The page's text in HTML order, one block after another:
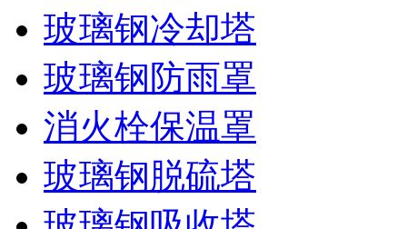
玻璃钢冷却塔
玻璃钢防雨罩
消火栓保温罩
玻璃钢脱硫塔